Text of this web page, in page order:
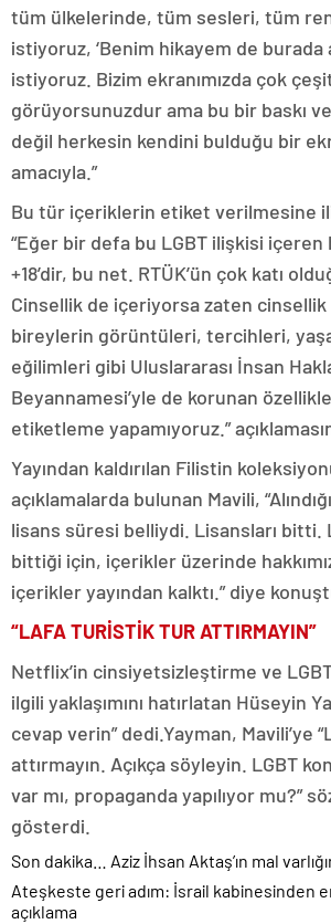
tüm ülkelerinde, tüm sesleri, tüm
istiyoruz, ‘Benim hikayem de burada
istiyoruz. Bizim ekranımızda çok
görüyorsunuzdur ama bu bir baskı
değil herkesin kendini bulduğu bir
amacıyla.”
Bu tür içeriklerin etiket verilmesine
“Eğer bir defa bu LGBT ilişkisi
+18’dir, bu net. RTÜK’ün çok katı
Cinsellik de içeriyorsa zaten
bireylerin görüntüleri, tercihleri,
eğilimleri gibi Uluslararası İnsan
Beyannamesi’yle de korunan
etiketleme yapamıyoruz.”
Yayından kaldırılan Filistin
açıklamalarda bulunan Mavili,
lisans süresi belliydi. Lisansları bitti.
bittiği için, içerikler üzerinde
içerikler yayından kalktı.” diye
“LAFA TURİSTİK TUR ATTIRMAYIN”
Netflix’in cinsiyetsizleştirme ve
ilgili yaklaşımını hatırlatan Hüseyin
cevap verin” dedi.Yayman, Mavili’ye
attırmayın. Açıkça söyleyin. LGBT
var mı, propaganda yapılıyor mu?”
gösterdi.
Son dakika… Aziz İhsan Aktaş’ın mal
Ateşkeste geri adım: İsrail kabinesinden
açıklama